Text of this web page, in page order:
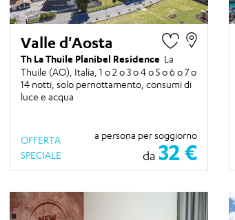
Valle d'Aosta
Th La Thuile Planibel Residence La
Thuile (AO), Italia, 1 o 2 o 3 o 4 o 5 o 6 o 7 o
14 notti, solo pernottamento, consumi di
luce e acqua
OFFERTA
SPECIALE
a persona per soggiorno
da32 €